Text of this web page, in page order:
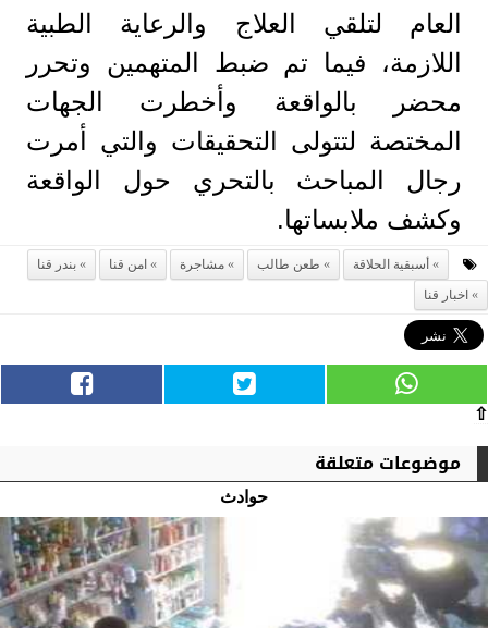
العام لتلقي العلاج والرعاية الطبية
اللازمة، فيما تم ضبط المتهمين وتحرر
محضر بالواقعة وأخطرت الجهات
المختصة لتتولى التحقيقات والتي أمرت
رجال المباحث بالتحري حول الواقعة
وكشف ملابساتها.
أسبقية الحلاقة طعن طالب مشاجرة امن قنا
بندر قنا
اخبار قنا
⇧
موضوعات متعلقة
حوادث